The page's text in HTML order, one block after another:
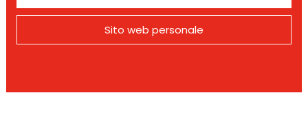
Sito web personale